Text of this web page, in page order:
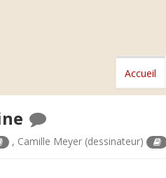
Accueil
, Camille Meyer (dessinateur)